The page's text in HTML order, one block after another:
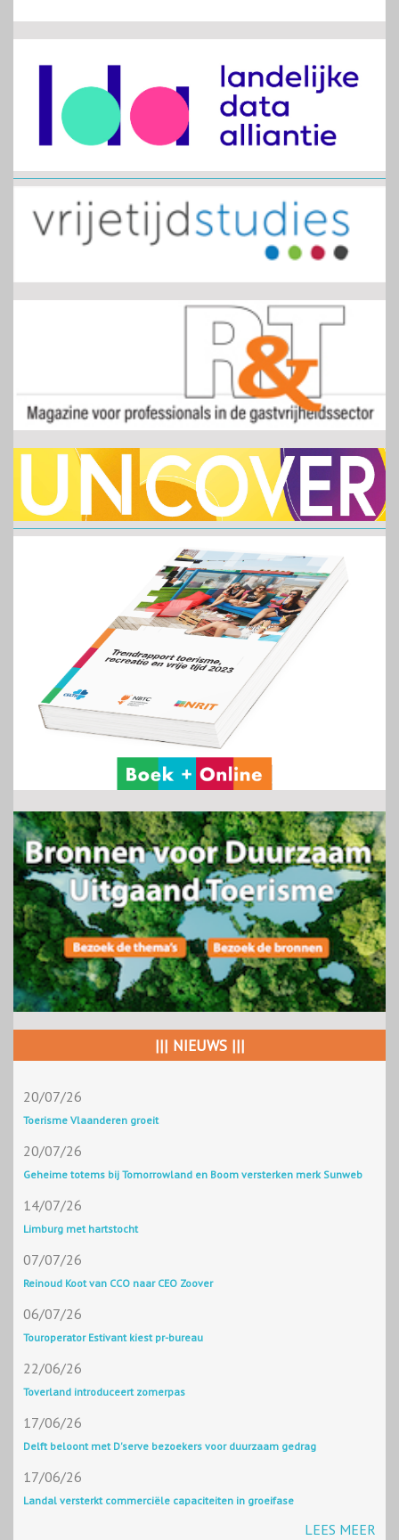
||| NIEUWS |||
20/07/26
Toerisme Vlaanderen groeit
20/07/26
Geheime totems bij Tomorrowland en Boom versterken merk Sunweb
14/07/26
Limburg met hartstocht
07/07/26
Reinoud Koot van CCO naar CEO Zoover
06/07/26
Touroperator Estivant kiest pr-bureau
22/06/26
Toverland introduceert zomerpas
17/06/26
Delft beloont met D'serve bezoekers voor duurzaam gedrag
17/06/26
Landal versterkt commerciële capaciteiten in groeifase
LEES MEER